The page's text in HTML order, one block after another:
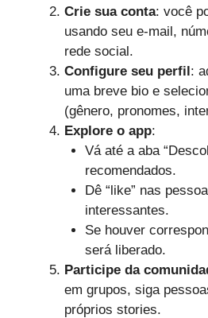
Crie sua conta: você
usando seu e-mail,
rede social.
Configure seu perfil:
uma breve bio e
(gênero, pronomes,
Explore o app:
Vá até a aba
recomendados.
Dê “like” nas
interessantes.
Se houver
será liberado.
Participe da
em grupos, siga
próprios stories.